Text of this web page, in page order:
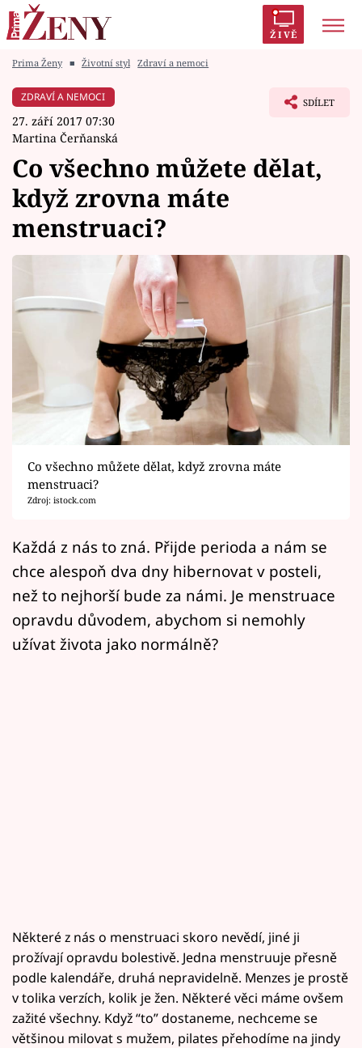
ŽIVĚ
Módní alarm
Zrádci
Témata
Celebrity
Horoskopy
Sledujte prima+
Filmový festival Karlovy Vary
Pořady
Přihlášení
Sledujte nás
Prima Ženy ■ Životní styl Zdraví a nemoci
ZDRAVÍ A NEMOCI
27. září 2017 07:30
Martina Čerňanská
SDÍLET
Co všechno můžete dělat,
když zrovna máte
menstruaci?
Co všechno můžete dělat, když zrovna máte
menstruaci?
Zdroj: istock.com
Každá z nás to zná. Přijde perioda a nám se
chce alespoň dva dny hibernovat v posteli,
než to nejhorší bude za námi. Je menstruace
opravdu důvodem, abychom si nemohly
užívat života jako normálně?
Některé z nás o menstruaci skoro nevědí, jiné ji
prožívají opravdu bolestivě. Jedna menstruuje přesně
podle kalendáře, druhá nepravidelně. Menzes je prostě
v tolika verzích, kolik je žen. Některé věci máme ovšem
zažité všechny. Když “to” dostaneme, nechceme se
většinou milovat s mužem, pilates přehodíme na jindy